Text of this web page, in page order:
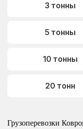
3 тонны
5 тонны
10 тонны
20 тонн
Грузоперевозки